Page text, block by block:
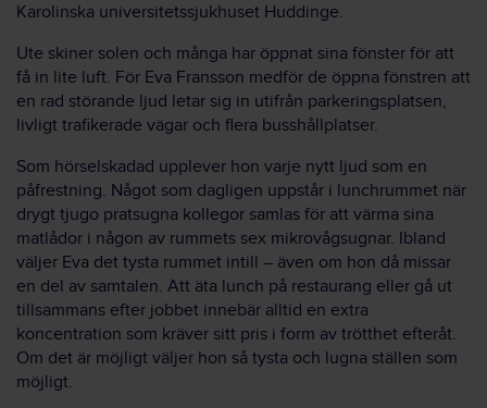
Karolinska universitetssjukhuset Huddinge.
Ute skiner solen och många har öppnat sina fönster för att
få in lite luft. För Eva Fransson medför de öppna fönstren att
en rad störande ljud letar sig in utifrån parkeringsplatsen,
livligt trafikerade vägar och flera busshållplatser.
Som hörselskadad upplever hon varje nytt ljud som en
påfrestning. Något som dagligen uppstår i lunchrummet när
drygt tjugo pratsugna kollegor samlas för att värma sina
matlådor i någon av rummets sex mikrovågsugnar. Ibland
väljer Eva det tysta rummet intill – även om hon då missar
en del av samtalen. Att äta lunch på restaurang eller gå ut
tillsammans efter jobbet innebär alltid en extra
koncentration som kräver sitt pris i form av trötthet efteråt.
Om det är möjligt väljer hon så tysta och lugna ställen som
möjligt.